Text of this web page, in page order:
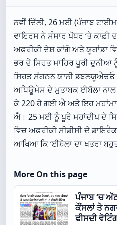
ਨਵੀਂ ਦਿੱਲੀ, 26 ਮਈ (ਪੰਜਾਬ
ਵਾਇਰਸ ਨੇ ਸੰਸਾਰ ਪੱਧਰ ‘ਤੇ
ਅਫ਼ਰੀਕੀ ਦੇਸ਼ ਕਾਂਗੋ ਅਤੇ ਯੂਗਾਂਡਾ
ਭਰ ਦੇ ਸਿਹਤ ਮਾਹਿਰ ਪੂਰੀ
ਸਿਹਤ ਸੰਗਠਨ ਯਾਨੀ
ਅਧਿਊਮੇਸ ਦੇ ਮੁਤਾਬਕ ਈਬੋਲਾ ਨਾਲ
ਕੇ 220 ਹੋ ਗਈ ਐ ਅਤੇ ਇਹ
ਐ। 25 ਮਈ ਨੂੰ ਪੂਰੇ ਮਹਾਂਦੀਪ ਦੇ
ਵਿਚ ਅਫ਼ਰੀਕੀ ਸੀਡੀਸੀ ਦੇ
ਆਖਿਆ ਕਿ ‘ਈਬੋਲਾ ਦਾ ਖਤਰਾ
More On this page
ਪੰਜਾਬ ‘ਚ
ਕੌਂਸਲਾਂ ਤੇ
ਫੀਸਦੀ